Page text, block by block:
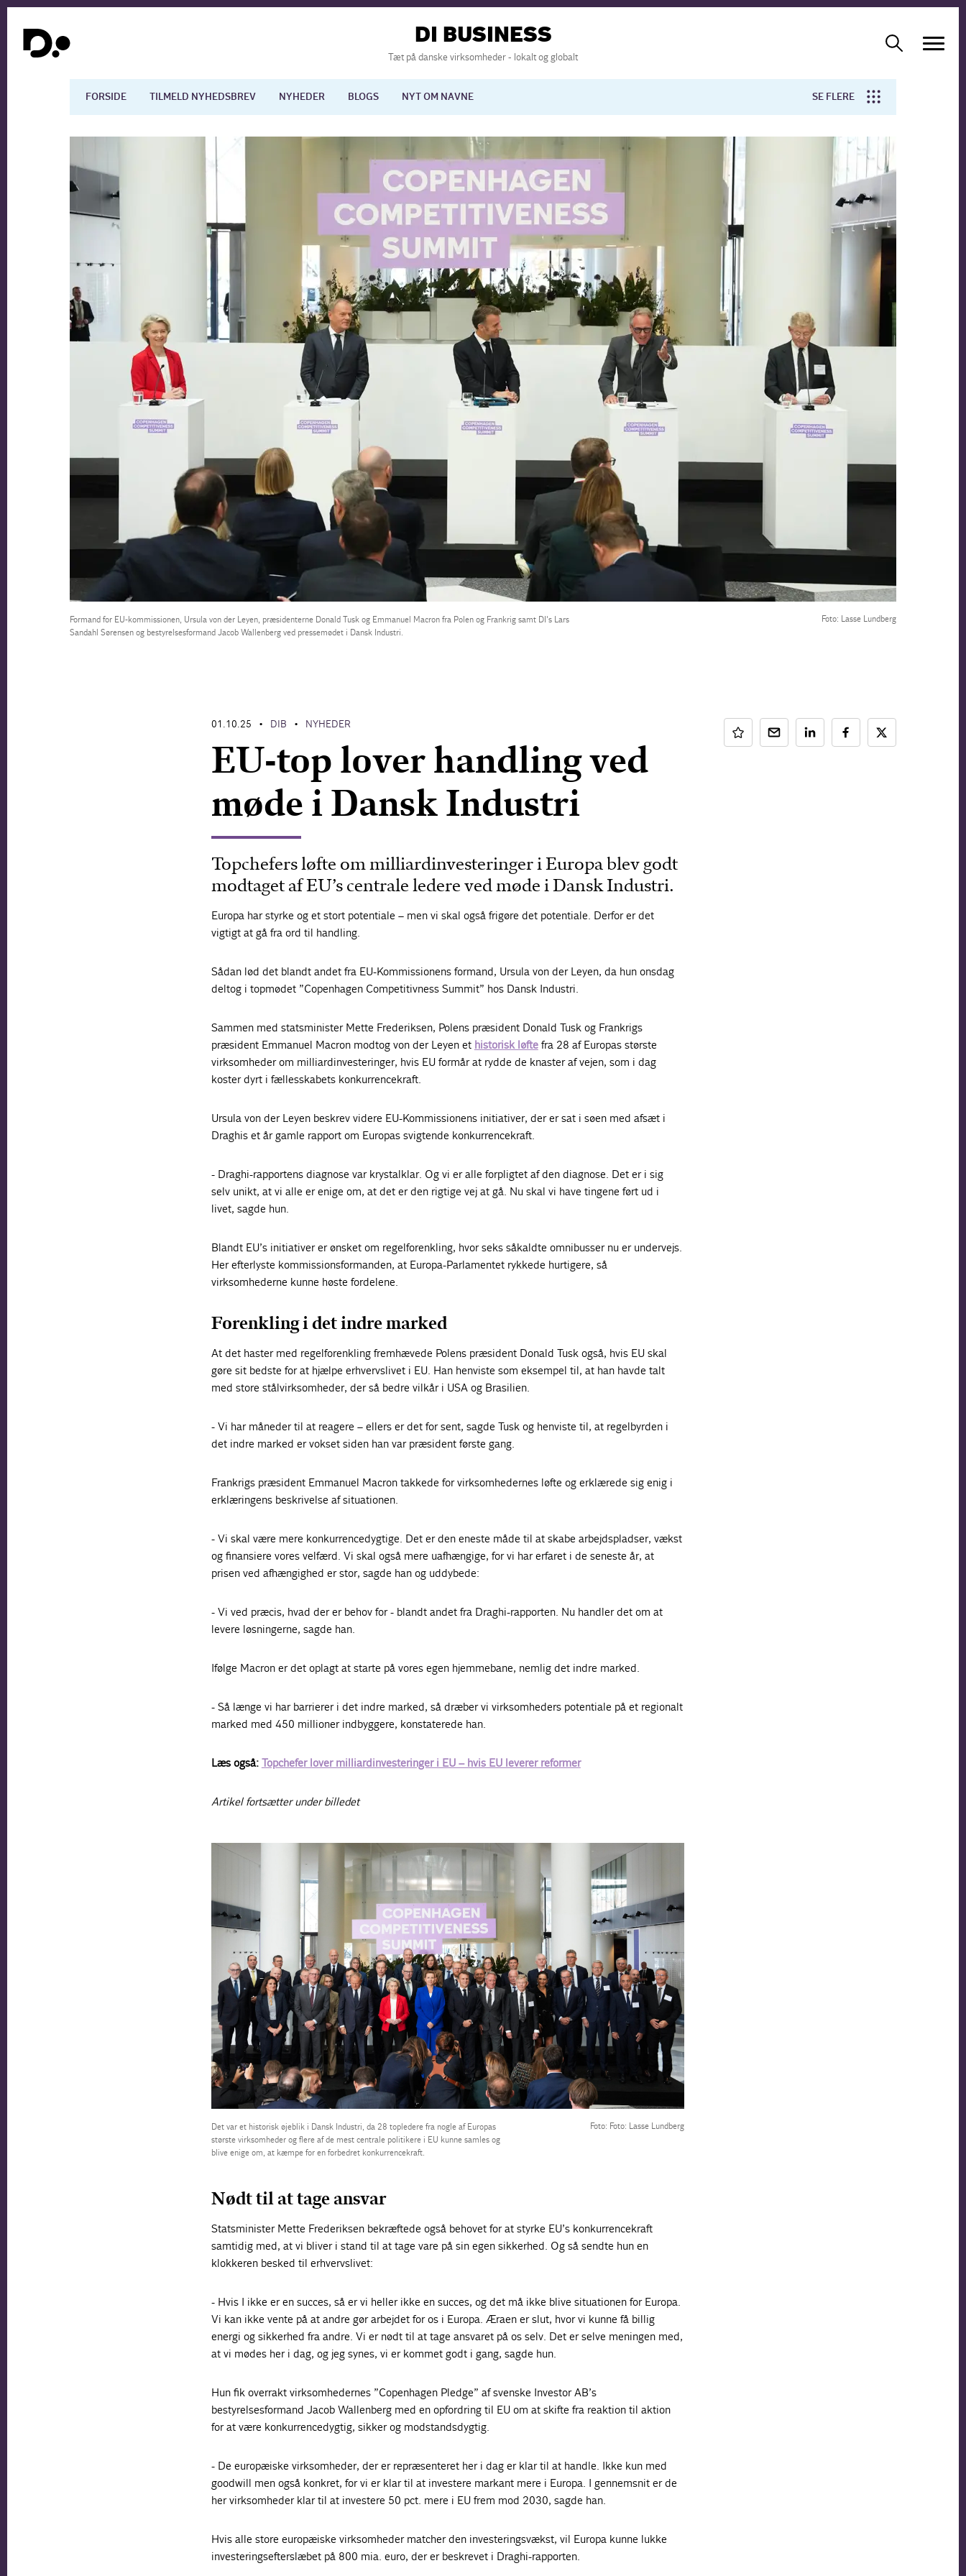
DI BUSINESS
Tæt på danske virksomheder - lokalt og globalt
FORSIDE TILMELD NYHEDSBREV NYHEDER BLOGS NYT OM NAVNE SE FLERE
Dansk økonomi International økonomi Arbejdsmiljø
Arbejdsmarkedet Uddannelse Europapolitik Forskning
Formand for EU-kommissionen, Ursula von der Leyen, præsidenterne Donald Tusk og Emmanuel Macron fra Polen og Frankrig samt DI's Lars
Sandahl Sørensen og bestyrelsesformand Jacob Wallenberg ved pressemødet i Dansk Industri.
Foto: Lasse Lundberg
01.10.25 • DIB • NYHEDER
EU-top lover handling ved
møde i Dansk Industri
Topchefers løfte om milliardinvesteringer i Europa blev godt
modtaget af EU’s centrale ledere ved møde i Dansk Industri.
Europa har styrke og et stort potentiale – men vi skal også frigøre det potentiale. Derfor er det
vigtigt at gå fra ord til handling.
Sådan lød det blandt andet fra EU-Kommissionens formand, Ursula von der Leyen, da hun onsdag
deltog i topmødet ”Copenhagen Competitivness Summit” hos Dansk Industri.
Sammen med statsminister Mette Frederiksen, Polens præsident Donald Tusk og Frankrigs
præsident Emmanuel Macron modtog von der Leyen et historisk løftefra 28 af Europas største
virksomheder om milliardinvesteringer, hvis EU formår at rydde de knaster af vejen, som i dag
koster dyrt i fællesskabets konkurrencekraft.
Ursula von der Leyen beskrev videre EU-Kommissionens initiativer, der er sat i søen med afsæt i
Draghis et år gamle rapport om Europas svigtende konkurrencekraft.
- Draghi-rapportens diagnose var krystalklar. Og vi er alle forpligtet af den diagnose. Det er i sig
selv unikt, at vi alle er enige om, at det er den rigtige vej at gå. Nu skal vi have tingene ført ud i
livet, sagde hun.
Blandt EU’s initiativer er ønsket om regelforenkling, hvor seks såkaldte omnibusser nu er undervejs.
Her efterlyste kommissionsformanden, at Europa-Parlamentet rykkede hurtigere, så
virksomhederne kunne høste fordelene.
Forenkling i det indre marked
At det haster med regelforenkling fremhævede Polens præsident Donald Tusk også, hvis EU skal
gøre sit bedste for at hjælpe erhvervslivet i EU. Han henviste som eksempel til, at han havde talt
med store stålvirksomheder, der så bedre vilkår i USA og Brasilien.
- Vi har måneder til at reagere – ellers er det for sent, sagde Tusk og henviste til, at regelbyrden i
det indre marked er vokset siden han var præsident første gang.
Frankrigs præsident Emmanuel Macron takkede for virksomhedernes løfte og erklærede sig enig i
erklæringens beskrivelse af situationen.
- Vi skal være mere konkurrencedygtige. Det er den eneste måde til at skabe arbejdspladser, vækst
og finansiere vores velfærd. Vi skal også mere uafhængige, for vi har erfaret i de seneste år, at
prisen ved afhængighed er stor, sagde han og uddybede:
- Vi ved præcis, hvad der er behov for - blandt andet fra Draghi-rapporten. Nu handler det om at
levere løsningerne, sagde han.
Ifølge Macron er det oplagt at starte på vores egen hjemmebane, nemlig det indre marked.
- Så længe vi har barrierer i det indre marked, så dræber vi virksomheders potentiale på et regionalt
marked med 450 millioner indbyggere, konstaterede han.
Læs også: Topchefer lover milliardinvesteringer i EU – hvis EU leverer reformer
Artikel fortsætter under billedet
Det var et historisk øjeblik i Dansk Industri, da 28 topledere fra nogle af Europas
største virksomheder og flere af de mest centrale politikere i EU kunne samles og
blive enige om, at kæmpe for en forbedret konkurrencekraft.
Foto: Foto: Lasse Lundberg
Nødt til at tage ansvar
Statsminister Mette Frederiksen bekræftede også behovet for at styrke EU’s konkurrencekraft
samtidig med, at vi bliver i stand til at tage vare på sin egen sikkerhed. Og så sendte hun en
klokkeren besked til erhvervslivet:
- Hvis I ikke er en succes, så er vi heller ikke en succes, og det må ikke blive situationen for Europa.
Vi kan ikke vente på at andre gør arbejdet for os i Europa. Æraen er slut, hvor vi kunne få billig
energi og sikkerhed fra andre. Vi er nødt til at tage ansvaret på os selv. Det er selve meningen med,
at vi mødes her i dag, og jeg synes, vi er kommet godt i gang, sagde hun.
Hun fik overrakt virksomhedernes ”Copenhagen Pledge” af svenske Investor AB’s
bestyrelsesformand Jacob Wallenberg med en opfordring til EU om at skifte fra reaktion til aktion
for at være konkurrencedygtig, sikker og modstandsdygtig.
- De europæiske virksomheder, der er repræsenteret her i dag er klar til at handle. Ikke kun med
goodwill men også konkret, for vi er klar til at investere markant mere i Europa. I gennemsnit er de
her virksomheder klar til at investere 50 pct. mere i EU frem mod 2030, sagde han.
Hvis alle store europæiske virksomheder matcher den investeringsvækst, vil Europa kunne lukke
investeringsefterslæbet på 800 mia. euro, der er beskrevet i Draghi-rapporten.